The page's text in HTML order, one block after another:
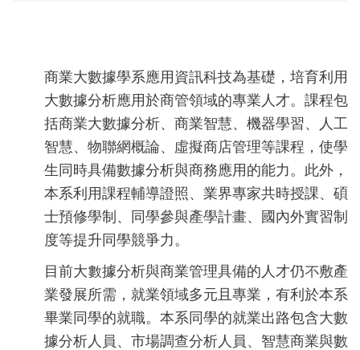
商業大數據學系應用資訊科技為基礎，培育利用
大數據分析應用於商管領域的專業人才。課程包
括商業大數據分析、商業智慧、機器學習、人工
智慧、物聯網概論、虛擬商店管理等課程，使學
生同時具備數據分析與商務應用的能力。此外，
本系利用課程輔導證照、業界專家共時授課、碩
士預修學制、同學參與產學計畫、國內外實習制
度等提升同學競爭力。
目前大數據分析與商業管理具備的人才仍不敷產
業發展所需，就業領域多元且專業，有利於本系
畢業同學的就職。本系同學的就業出路包含大數
據分析人員、市場調查分析人員、智慧商業與數